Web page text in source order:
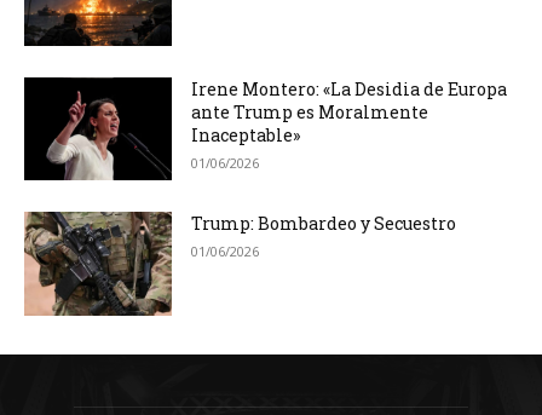
Irene Montero: «La Desidia de Europa
ante Trump es Moralmente
Inaceptable»
01/06/2026
Trump: Bombardeo y Secuestro
01/06/2026